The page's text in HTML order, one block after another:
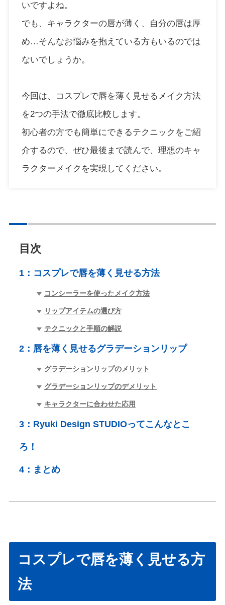
いですよね。
でも、キャラクターの唇が薄く、自分の唇は厚
め…そんなお悩みを抱えている方もいるのでは
ないでしょうか。
今回は、コスプレで唇を薄く見せるメイク方法
を2つの手法で徹底比較します。
初心者の方でも簡単にできるテクニックをご紹
介するので、ぜひ最後まで読んで、理想のキャ
ラクターメイクを実現してください。
目次
1： コスプレで唇を薄く見せる方法
コンシーラーを使ったメイク方法
リップアイテムの選び方
テクニックと手順の解説
2： 唇を薄く見せるグラデーションリップ
グラデーションリップのメリット
グラデーションリップのデメリット
キャラクターに合わせた応用
3： Ryuki Design STUDIOってこんなとこ
ろ！
4： まとめ
コスプレで唇を薄く見せる方
法